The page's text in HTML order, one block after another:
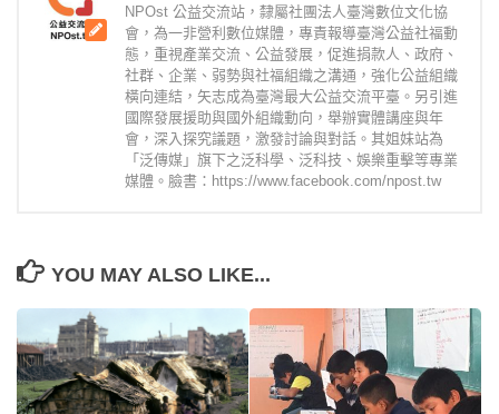
NPOst 公益交流站，隸屬社團法人臺灣數位文化協
會，為一非營利數位媒體，專責報導臺灣公益社福動
態，重視產業交流、公益發展，促進捐款人、政府、
社群、企業、弱勢與社福組織之溝通，強化公益組織
橫向連結，矢志成為臺灣最大公益交流平臺。另引進
國際發展援助與國外組織動向，舉辦實體講座與年
會，深入探究議題，激發討論與對話。其姐妹站為
「泛傳媒」旗下之泛科學、泛科技、娛樂重擊等專業
媒體。臉書：https://www.facebook.com/npost.tw
YOU MAY ALSO LIKE...